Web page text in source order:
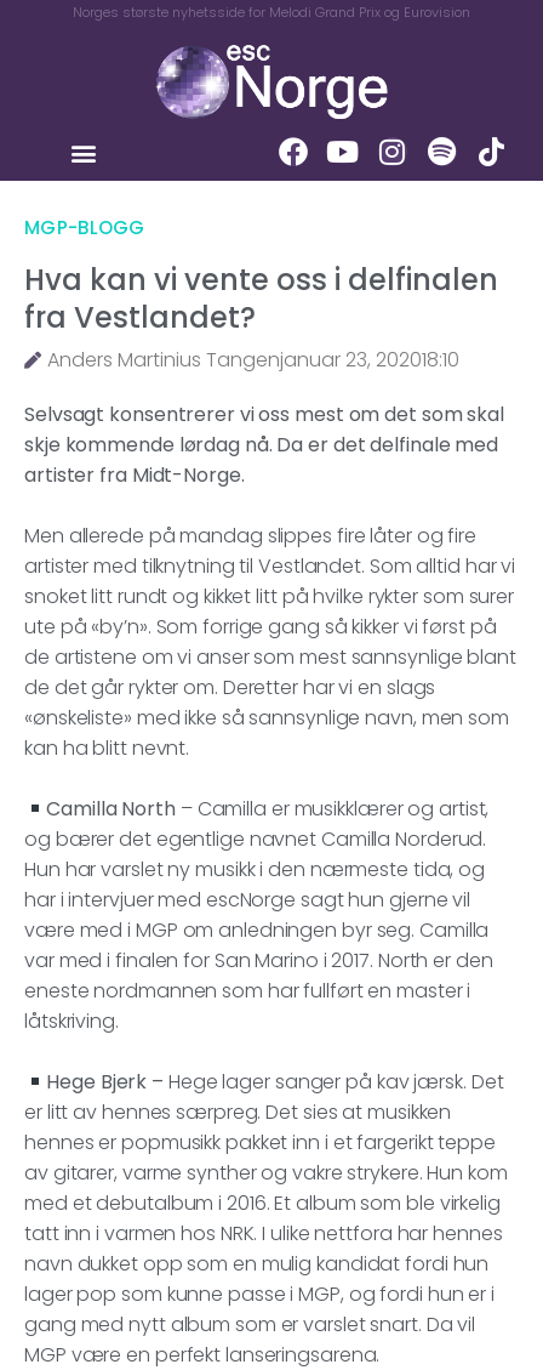
Norges største nyhetsside for Melodi Grand Prix og Eurovision
MGP-BLOGG
Hva kan vi vente oss i delfinalen
fra Vestlandet?
Anders Martinius Tangenjanuar 23, 202018:10
Selvsagt konsentrerer vi oss mest om det som skal
skje kommende lørdag nå. Da er det delfinale med
artister fra Midt-Norge.
Men allerede på mandag slippes fire låter og fire
artister med tilknytning til Vestlandet. Som alltid har vi
snoket litt rundt og kikket litt på hvilke rykter som surer
ute på «by’n». Som forrige gang så kikker vi først på
de artistene om vi anser som mest sannsynlige blant
de det går rykter om. Deretter har vi en slags
«ønskeliste» med ikke så sannsynlige navn, men som
kan ha blitt nevnt.
Camilla North– Camilla er musikklærer og artist,
og bærer det egentlige navnet Camilla Norderud.
Hun har varslet ny musikk i den nærmeste tida, og
har i intervjuer med escNorge sagt hun gjerne vil
være med i MGP om anledningen byr seg. Camilla
var med i finalen for San Marino i 2017. North er den
eneste nordmannen som har fullført en master i
låtskriving.
Hege Bjerk – Hege lager sanger på kav jærsk. Det
er litt av hennes særpreg. Det sies at musikken
hennes er popmusikk pakket inn i et fargerikt teppe
av gitarer, varme synther og vakre strykere. Hun kom
med et debutalbum i 2016. Et album som ble virkelig
tatt inn i varmen hos NRK. I ulike nettfora har hennes
navn dukket opp som en mulig kandidat fordi hun
lager pop som kunne passe i MGP, og fordi hun er i
gang med nytt album som er varslet snart. Da vil
MGP være en perfekt lanseringsarena.